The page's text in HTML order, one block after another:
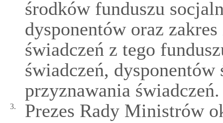
środków funduszu
dysponentów oraz
świadczeń z tego
świadczeń,
przyznawania świadczeń.
3.
Prezes Rady Ministrów